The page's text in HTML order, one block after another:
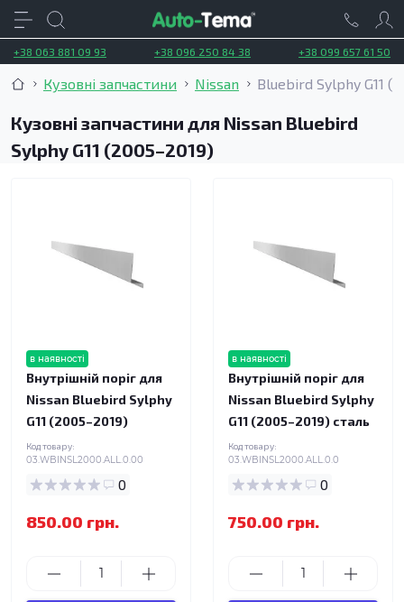
+38 063 881 09 93 +38 096 250 84 38 +38 099 657 61 50
Кузовні запчастини Nissan Bluebird Sylphy G11
Кузовні запчастини для Nissan Bluebird
Sylphy G11 (2005–2019)
в наявності
Внутрішній поріг для
Nissan Bluebird Sylphy
G11 (2005–2019)
Код товару:
03.WBINSL2000.ALL.0.00
0
850.00 грн.
в наявності
Внутрішній поріг для
Nissan Bluebird Sylphy
G11 (2005–2019) сталь
Код товару:
03.WBINSL2000.ALL.0.0
0
750.00 грн.